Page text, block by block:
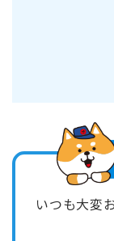
いつも大変